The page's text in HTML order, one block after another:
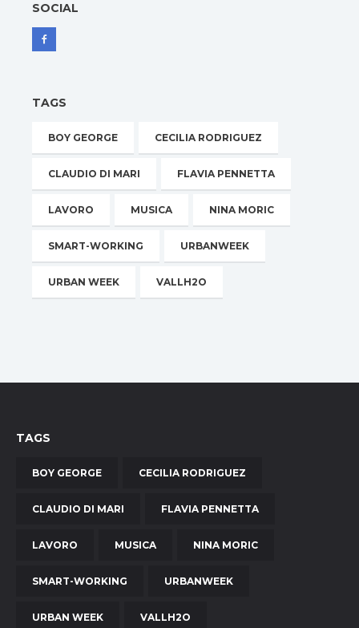
SOCIAL
TAGS
BOY GEORGE CECILIA RODRIGUEZ
CLAUDIO DI MARI FLAVIA PENNETTA
LAVORO MUSICA NINA MORIC
SMART-WORKING URBANWEEK
URBAN WEEK VALLH2O
TAGS
BOY GEORGE CECILIA RODRIGUEZ
CLAUDIO DI MARI FLAVIA PENNETTA
LAVORO MUSICA NINA MORIC
SMART-WORKING URBANWEEK
URBAN WEEK VALLH2O